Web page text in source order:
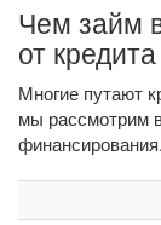
Чем займ
от
Многие путают
мы рассмотрим
финансирования.